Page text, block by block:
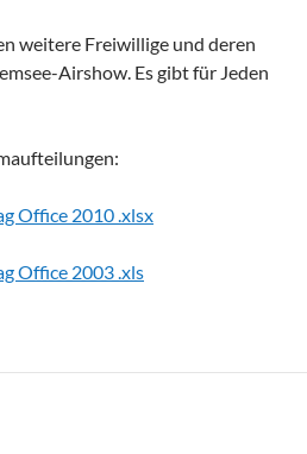
weitere Freiwillige und deren
Airshow. Es gibt für Jeden
Office 2010 .xlsx
Office 2003 .xls